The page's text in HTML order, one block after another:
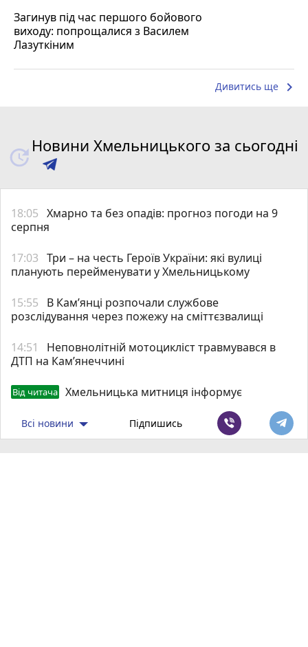
Загинув під час першого бойового
виходу: попрощалися з Василем
Лазуткіним
Дивитись ще keyboard_arrow_right
Новини Хмельницького за сьогодні
18:05 Хмарно та без опадів: прогноз погоди на 9
серпня
17:03 Три – на честь Героїв України: які вулиці
планують перейменувати у Хмельницькому
15:55
В Кам’янці розпочали службове
розслідування через пожежу на сміттєзвалищі
14:51
Неповнолітній мотоцикліст травмувався в
ДТП на Кам’янеччині
Від читача Хмельницька митниця інформує
Всі новини Підпишись